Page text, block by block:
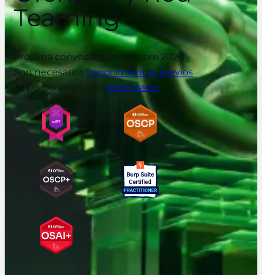
Teaming
Próxima convocatoria: Octubre 2026
Son necesarios conocimientos previos
Te preparamos para certificarte